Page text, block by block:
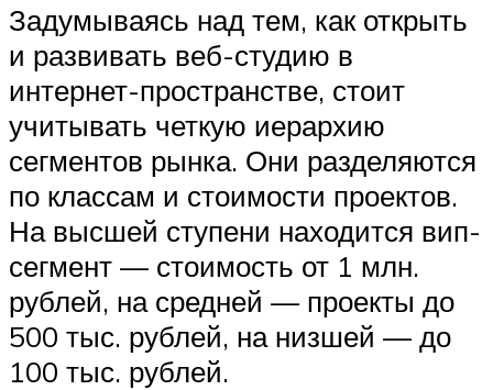
Задумываясь над тем, как открыть
и развивать веб-студию в
интернет-пространстве, стоит
учитывать четкую иерархию
сегментов рынка. Они разделяются
по классам и стоимости проектов.
На высшей ступени находится вип-
сегмент — стоимость от 1 млн.
рублей, на средней — проекты до
500 тыс. рублей, на низшей — до
100 тыс. рублей.